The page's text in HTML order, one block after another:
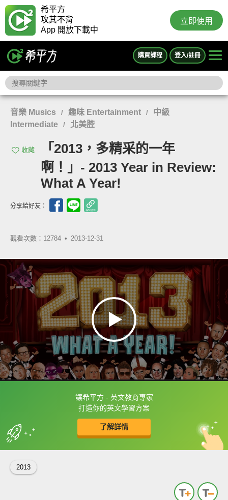
希平方
攻其不背
App 開放下載中
立即使用
購買課程 登入/註冊
音樂 Musics / 趣味 Entertainment /
中級
Intermediate
/ 北美腔
收藏
「2013，多精采的一年
啊！」- 2013 Year in Review:
What A Year!
分享給好友：
觀看次數：12784 • 2013-12-31
讓希平方 - 英文教育專家
打造你的英文學習方案
了解詳情
框選或點兩下字幕可以直接查字典喔！
收錄佳句 中
英
2013